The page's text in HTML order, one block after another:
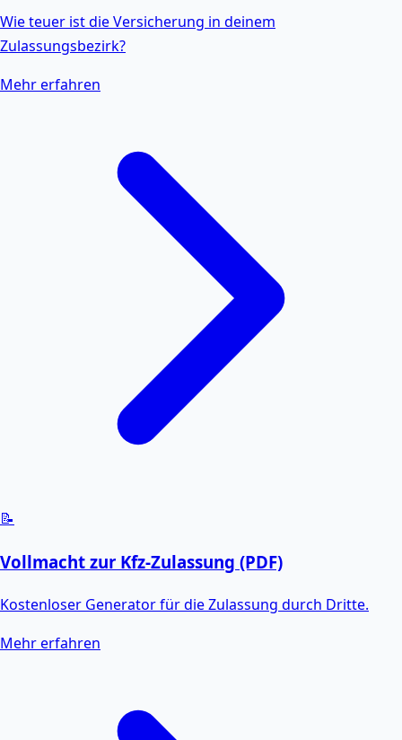
Wie teuer ist die Versicherung in deinem
Zulassungsbezirk?
Mehr erfahren
📝
Vollmacht zur Kfz-Zulassung (PDF)
Kostenloser Generator für die Zulassung durch Dritte.
Mehr erfahren